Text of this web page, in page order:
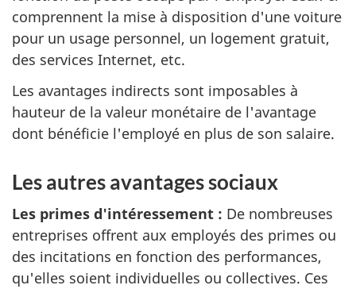
comprennent la mise à disposition d'une voiture
pour un usage personnel, un logement gratuit,
des services Internet, etc.
Les avantages indirects sont imposables à
hauteur de la valeur monétaire de l'avantage
dont bénéficie l'employé en plus de son salaire.
Les autres avantages sociaux
Les primes d'intéressement : De nombreuses
entreprises offrent aux employés des primes ou
des incitations en fonction des performances,
qu'elles soient individuelles ou collectives. Ces